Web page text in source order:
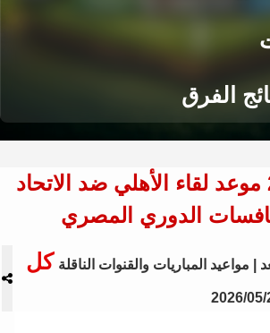
الفرق
29 مايو 2026 موعد لقاء الأهلي ضد الاتحاد
الدوري المصري
| مواعيد المباريات والقنوات الناقلة كل
2026/05/